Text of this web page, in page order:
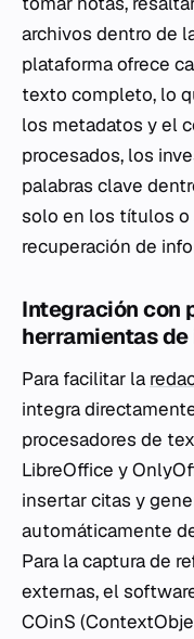
archivos dentro de
plataforma ofrece
texto completo, lo
los metadatos y el
procesados, los
palabras clave
solo en los títulos o
recuperación de
Integración con
herramientas
Para facilitar la
integra
procesadores de
LibreOffice y
insertar citas y
automáticamente
Para la captura de
externas, el
COinS